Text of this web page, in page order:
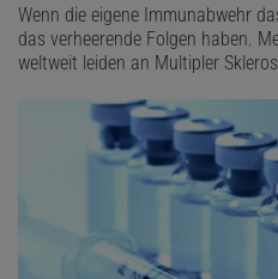
Wenn die eigene Immunabwehr
das verheerende Folgen haben.
weltweit leiden an Multipler